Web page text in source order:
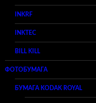
INKRF
INKTEC
BILL KILL
ФОТОБУМАГА
БУМАГА KODAK ROYAL